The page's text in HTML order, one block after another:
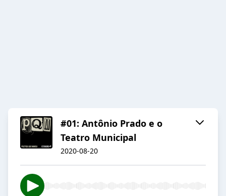
#01: Antônio Prado e o
Teatro Municipal
2020-08-20